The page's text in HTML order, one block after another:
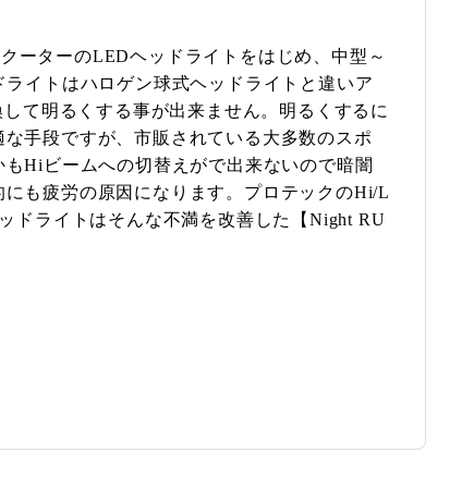
ーターのLEDヘッドライトをはじめ、中型～
イトはハロゲン球式ヘッドライトと違いア
て明るくする事が出来ません。明るくするに
手段ですが、市販されている大多数のスポ
Hiビームへの切替えがで出来ないので暗闇
も疲労の原因になります。プロテックのHi/L
ドライトはそんな不満を改善した【Night RU